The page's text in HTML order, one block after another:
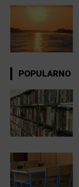
POPULARNO